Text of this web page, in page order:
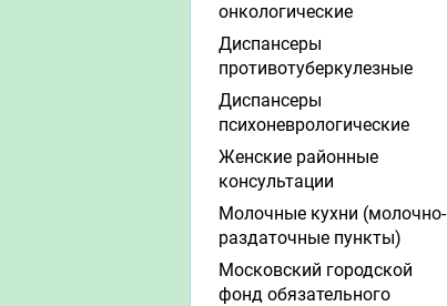
онкологические
Диспансеры
противотуберкулезные
Диспансеры
психоневрологические
Женские районные
консультации
Молочные кухни (молочно-
раздаточные пункты)
Московский городской
фонд обязательного